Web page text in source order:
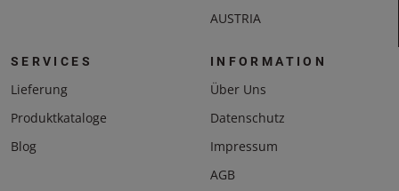
AUSTRIA
SERVICES
Lieferung
Produktkataloge
Blog
INFORMATION
Über Uns
Datenschutz
Impressum
AGB